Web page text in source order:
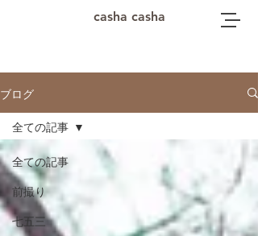
casha casha
ブログ
全ての記事
前撮り
七五三
全ての記事